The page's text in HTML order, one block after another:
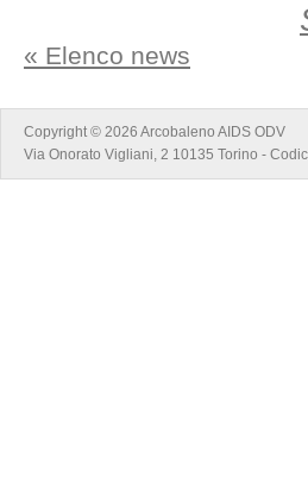
« Elenco news
Copyright © 2026 Arcobaleno AIDS ODV
Via Onorato Vigliani, 2 10135 Torino -